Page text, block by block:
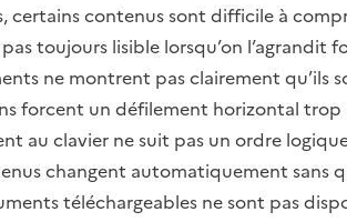
certains contenus sont difficile à
pas toujours lisible lorsqu’on l’agrandit
ne montrent pas clairement qu’ils
forcent un défilement horizontal
au clavier ne suit pas un ordre
changent automatiquement sans
téléchargeables ne sont pas